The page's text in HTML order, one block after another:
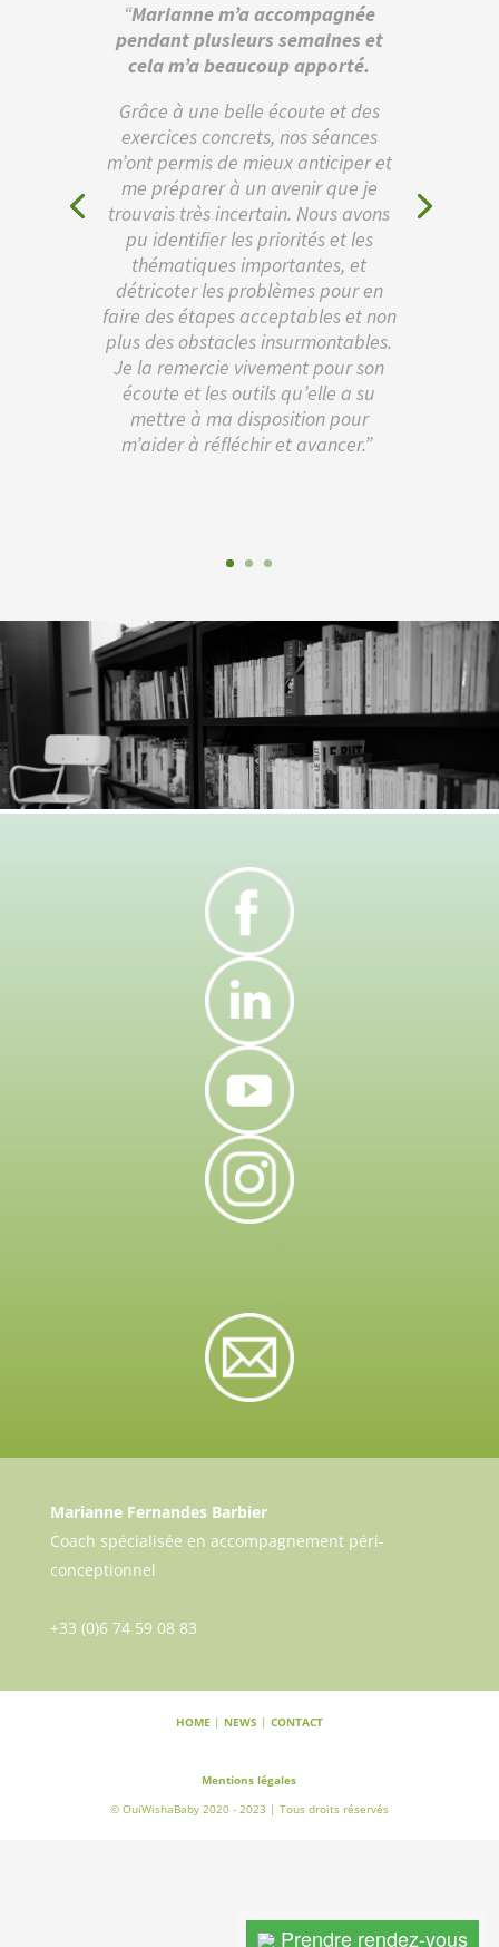
“Marianne m’a accompagnée
pendant plusieurs semaines et
cela m’a beaucoup apporté.
Grâce à une belle écoute et des
exercices concrets, nos séances
m’ont permis de mieux anticiper et
me préparer à un avenir que je
trouvais très incertain. Nous avons
pu identifier les priorités et les
thématiques importantes, et
détricoter les problèmes pour en
faire des étapes acceptables et non
plus des obstacles insurmontables.
Je la remercie vivement pour son
écoute et les outils qu’elle a su
mettre à ma disposition pour
m’aider à réfléchir et avancer.”
Marianne Fernandes Barbier
Coach spécialisée en accompagnement péri-
conceptionnel
+33 (0)6 74 59 08 83
Prendre rendez-vous
HOME | NEWS | CONTACT
Mentions légales
© OuiWishaBaby 2020 - 2023 | Tous droits réservés